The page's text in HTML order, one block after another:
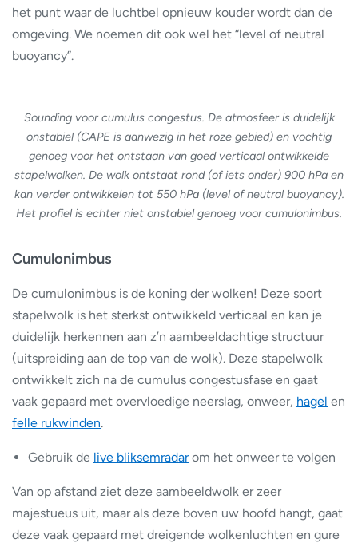
het punt waar de luchtbel opnieuw kouder wordt dan de
omgeving. We noemen dit ook wel het “level of neutral
buoyancy”.
Sounding voor cumulus congestus. De atmosfeer is duidelijk
onstabiel (CAPE is aanwezig in het roze gebied) en vochtig
genoeg voor het ontstaan van goed verticaal ontwikkelde
stapelwolken. De wolk ontstaat rond (of iets onder) 900 hPa en
kan verder ontwikkelen tot 550 hPa (level of neutral buoyancy).
Het profiel is echter niet onstabiel genoeg voor cumulonimbus.
Cumulonimbus
De cumulonimbus is de koning der wolken! Deze soort
stapelwolk is het sterkst ontwikkeld verticaal en kan je
duidelijk herkennen aan z’n aambeeldachtige structuur
(uitspreiding aan de top van de wolk). Deze stapelwolk
ontwikkelt zich na de cumulus congestusfase en gaat
vaak gepaard met overvloedige neerslag, onweer, hagel en
felle rukwinden.
Gebruik de live bliksemradarom het onweer te volgen
Van op afstand ziet deze aambeeldwolk er zeer
majestueus uit, maar als deze boven uw hoofd hangt, gaat
deze vaak gepaard met dreigende wolkenluchten en gure